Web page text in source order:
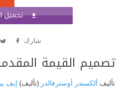
تحميل
شارك
تصميم القيمة
تأليف ألكسندر أوسترفالدر (تأليف) إيف